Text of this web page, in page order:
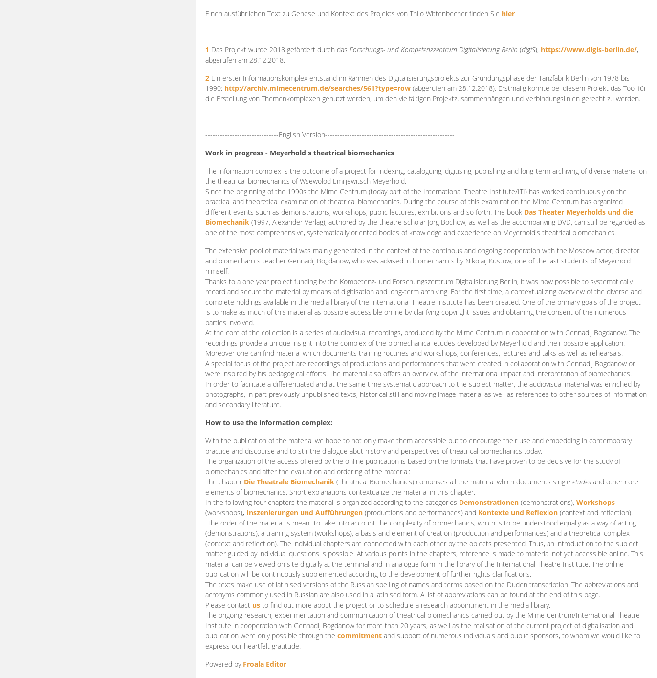
Einen ausführlichen Text zu Genese und Kontext des Projekts von Thilo Wittenbecher finden Sie hier
1 Das Projekt wurde 2018 gefördert durch das Forschungs- und Kompetenzzentrum DigitalisierungBerlin (digiS), https://www.digis-berlin.de/,
abgerufen am 28.12.2018.
2 Ein erster Informationskomplex entstand im Rahmen des Digitalisierungsprojekts zur Gründungsphase der Tanzfabrik Berlin von 1978 bis
1990: http://archiv.mimecentrum.de/searches/561?type=row (abgerufen am 28.12.2018). Erstmalig konnte bei diesem Projekt das Tool für
die Erstellung von Themenkomplexen genutzt werden, um den vielfältigen Projektzusammenhängen und Verbindungslinien gerecht zu werden.
------------------------------English Version-----------------------------------------------------
Work in progress - Meyerhold's theatrical biomechanics
The information complex is the outcome of a project for indexing, cataloguing, digitising, publishing and long-term archiving of diverse material on
the theatrical biomechanics of Wsewolod Emiljewitsch Meyerhold.
Since the beginning of the 1990s the Mime Centrum (today part of the International Theatre Institute/ITI) has worked continuously on the
practical and theoretical examination of theatrical biomechanics. During the course of this examination the Mime Centrum has organized
different events such as demonstrations, workshops, public lectures, exhibitions and so forth. The book Das Theater Meyerholds und die
Biomechanik (1997, Alexander Verlag), authored by the theatre scholar Jörg Bochow, as well as the accompanying DVD, can still be regarded as
one of the most comprehensive, systematically oriented bodies of knowledge and experience on Meyerhold's theatrical biomechanics.
The extensive pool of material was mainly generated in the context of the continous and ongoing cooperation with the Moscow actor, director
and biomechanics teacher Gennadij Bogdanow, who was advised in biomechanics by Nikolaij Kustow, one of the last students of Meyerhold
himself.
Thanks to a one year project funding by the Kompetenz- und Forschungszentrum Digitalisierung Berlin, it was now possible to systematically
record and secure the material by means of digitisation and long-term archiving. For the first time, a contextualizing overview of the diverse and
complete holdings available in the media library of the International Theatre Institute has been created. One of the primary goals of the project
is to make as much of this material as possible accessible online by clarifying copyright issues and obtaining the consent of the numerous
parties involved.
At the core of the collection is a series of audiovisual recordings, produced by the Mime Centrum in cooperation with Gennadij Bogdanow. The
recordings provide a unique insight into the complex of the biomechanical etudes developed by Meyerhold and their possible application.
Moreover one can find material which documents training routines and workshops, conferences, lectures and talks as well as rehearsals.
A special focus of the project are recordings of productions and performances that were created in collaboration with Gennadij Bogdanow or
were inspired by his pedagogical efforts. The material also offers an overview of the international impact and interpretation of biomechanics.
In order to facilitate a differentiated and at the same time systematic approach to the subject matter, the audiovisual material was enriched by
photographs, in part previously unpublished texts, historical still and moving image material as well as references to other sources of information
and secondary literature.
How to use the information complex:
With the publication of the material we hope to not only make them accessible but to encourage their use and embedding in contemporary
practice and discourse and to stir the dialogue abut history and perspectives of theatrical biomechanics today.
The organization of the access offered by the online publication is based on the formats that have proven to be decisive for the study of
biomechanics and after the evaluation and ordering of the material:
The chapter Die Theatrale Biomechanik (Theatrical Biomechanics) comprises all the material which documents single etudes and other core
elements of biomechanics. Short explanations contextualize the material in this chapter.
In the following four chapters the material is organized according to the categories Demonstrationen (demonstrations), Workshops
(workshops), Inszenierungen und Aufführungen (productions and performances) and Kontexte und Reflexion (context and reflection).
The order of the material is meant to take into account the complexity of biomechanics, which is to be understood equally as a way of acting
(demonstrations), a training system (workshops), a basis and element of creation (production and performances) and a theoretical complex
(context and reflection). The individual chapters are connected with each other by the objects presented. Thus, an introduction to the subject
matter guided by individual questions is possible. At various points in the chapters, reference is made to material not yet accessible online. This
material can be viewed on site digitally at the terminal and in analogue form in the library of the International Theatre Institute. The online
publication will be continuously supplemented according to the development of further rights clarifications.
The texts make use of latinised versions of the Russian spelling of names and terms based on the Duden transcription. The abbreviations and
acronyms commonly used in Russian are also used in a latinised form. A list of abbreviations can be found at the end of this page.
Please contact us to find out more about the project or to schedule a research appointment in the media library.
The ongoing research, experimentation and communication of theatrical biomechanics carried out by the Mime Centrum/International Theatre
Institute in cooperation with Gennadij Bogdanow for more than 20 years, as well as the realisation of the current project of digitalisation and
publication were only possible through the commitment and support of numerous individuals and public sponsors, to whom we would like to
express our heartfelt gratitude.
Powered by Froala Editor